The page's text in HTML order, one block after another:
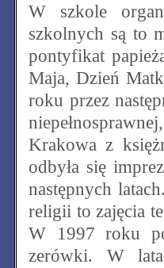
W szkole
szkolnych są to
pontyfikat
Maja, Dzień
roku przez
Krakowa z
odbyła się
następnych
religii to zajęcia
W 1997 roku
zerówki. W